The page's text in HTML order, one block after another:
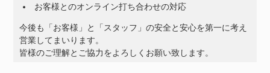
お客様とのオンライン打ち合わせの対応
今後も「お客様」と「スタッフ」の安全と安心を第一に考え
営業してまいります。
皆様のご理解とご協力をよろしくお願い致します。